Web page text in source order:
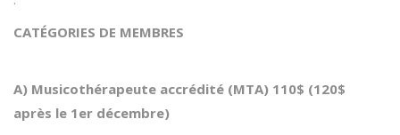
CATÉGORIES DE MEMBRES
A) Musicothérapeute accrédité (MTA) 110$ (120$
après le 1er décembre)